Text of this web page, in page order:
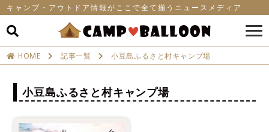
キャンプ・アウトドア情報がここで全て揃うニュースメディア
HOME 記事一覧 小豆島ふるさと村キャンプ場
小豆島ふるさと村キャンプ場